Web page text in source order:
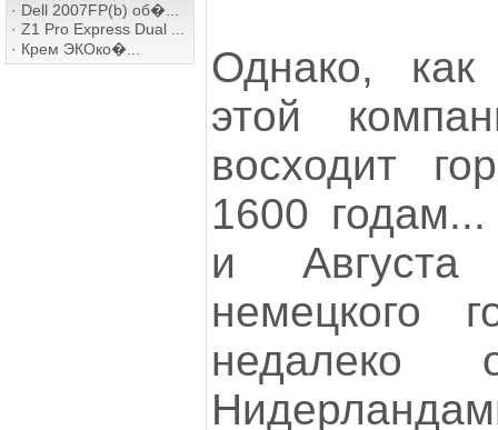
· Dell 2007FP(b) об�...
· Z1 Pro Express Dual ...
· Крем ЭКОко�...
Однако, как
этой
восходит
1600
и Августа
немецкого